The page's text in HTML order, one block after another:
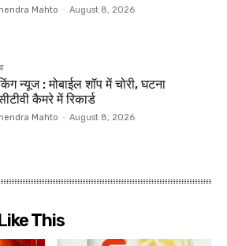
Mahto - August 8, 2026
न्यूज : मोबाईल शॉप में चोरी, घटना
कैमरे में रिकार्ड
Mahto - August 8, 2026
This